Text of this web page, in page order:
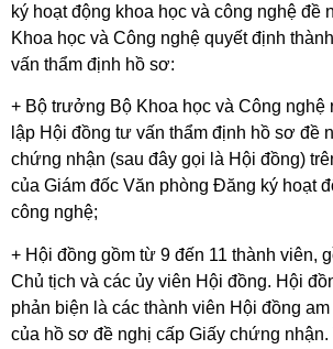
ký hoạt động khoa học và công nghệ đề
Khoa học và Công nghệ quyết định
vấn thẩm định hồ sơ:
+ Bộ trưởng Bộ Khoa học và Công nghệ
lập Hội đồng tư vấn thẩm định hồ sơ đề
chứng nhận (sau đây gọi là Hội đồng)
của Giám đốc Văn phòng Đăng ký hoạt
công nghệ;
+ Hội đồng gồm từ 9 đến 11 thành viên,
Chủ tịch và các ủy viên Hội đồng. Hội
phản biện là các thành viên Hội đồng
của hồ sơ đề nghị cấp Giấy chứng nhận.